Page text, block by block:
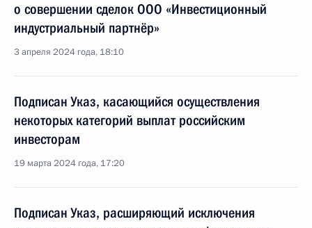
о совершении сделок ООО «Инвестиционный
индустриальный партнёр»
3 апреля 2024 года, 18:10
Подписан Указ, касающийся осуществления
некоторых категорий выплат российским
инвесторам
19 марта 2024 года, 17:20
Подписан Указ, расширяющий исключения